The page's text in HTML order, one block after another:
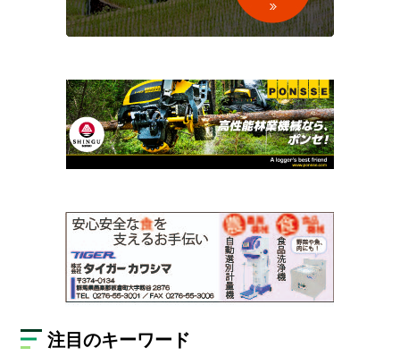
注目のキーワード